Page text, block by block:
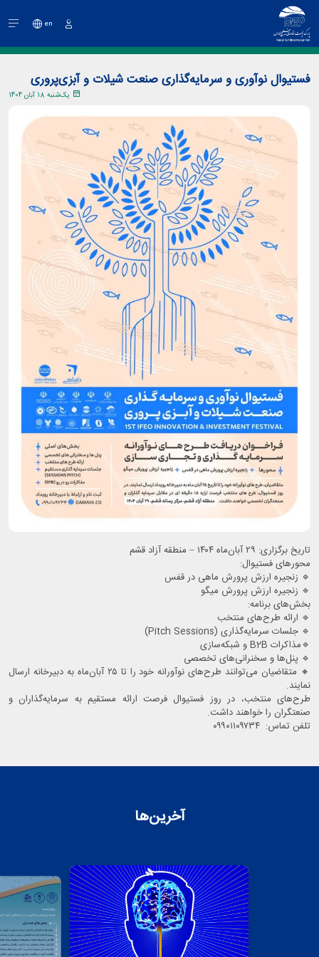
en
فستیوال نوآوری و سرمایه‌گذاری صنعت شیلات و آبزی‌پروری
یک‌شنبه 18 آبان 1404
تاریخ برگزاری: ۲۹ آبان‌ماه ۱۴۰۴ – منطقه آزاد قشم
محورهای فستیوال:
🔹️ زنجیره ارزش پرورش ماهی در قفس
🔹️ زنجیره ارزش پرورش میگو
بخش‌های برنامه:
🔹️ ارائه طرح‌های منتخب
🔹️ جلسات سرمایه‌گذاری (Pitch Sessions)
🔹️مذاکرات B2B و شبکه‌سازی
🔹️ پنل‌ها و سخنرانی‌های تخصصی
🔸️ متقاضیان می‌توانند طرح‌های نوآورانه خود را تا ۲۵ آبان‌ماه به دبیرخانه ارسال
نمایند.
طرح‌های منتخب، در روز فستیوال فرصت ارائه مستقیم به سرمایه‌گذاران و
صنعتگران را خواهند داشت.
تلفن تماس: ۰۹۹۰۱۱۰۹۷۳۴
آخرین‌ها